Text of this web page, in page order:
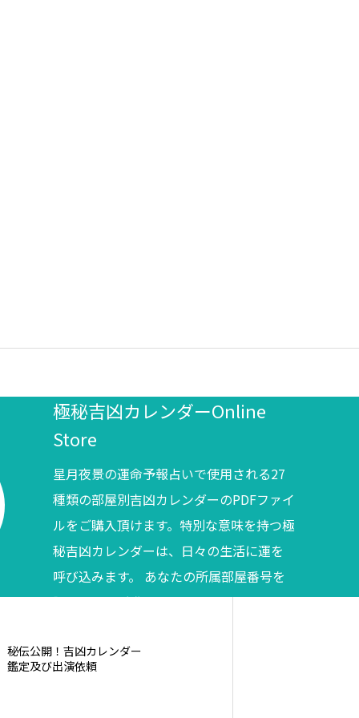
極秘吉凶カレンダーOnline
Store
星月夜景の運命予報占いで使用される27
種類の部屋別吉凶カレンダーのPDFファイ
ルをご購入頂けます。特別な意味を持つ極
秘吉凶カレンダーは、日々の生活に運を
呼び込みます。 あなたの所属部屋番号を
調べてからご購入ください。
秘伝公開！吉凶カレンダー
鑑定及び出演依頼